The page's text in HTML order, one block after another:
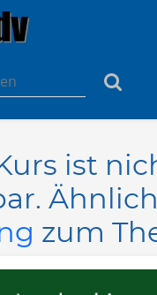
ist
zum